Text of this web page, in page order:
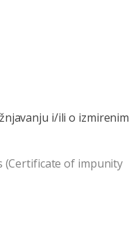
i/ili o izmirenim
(Certificate of impunity